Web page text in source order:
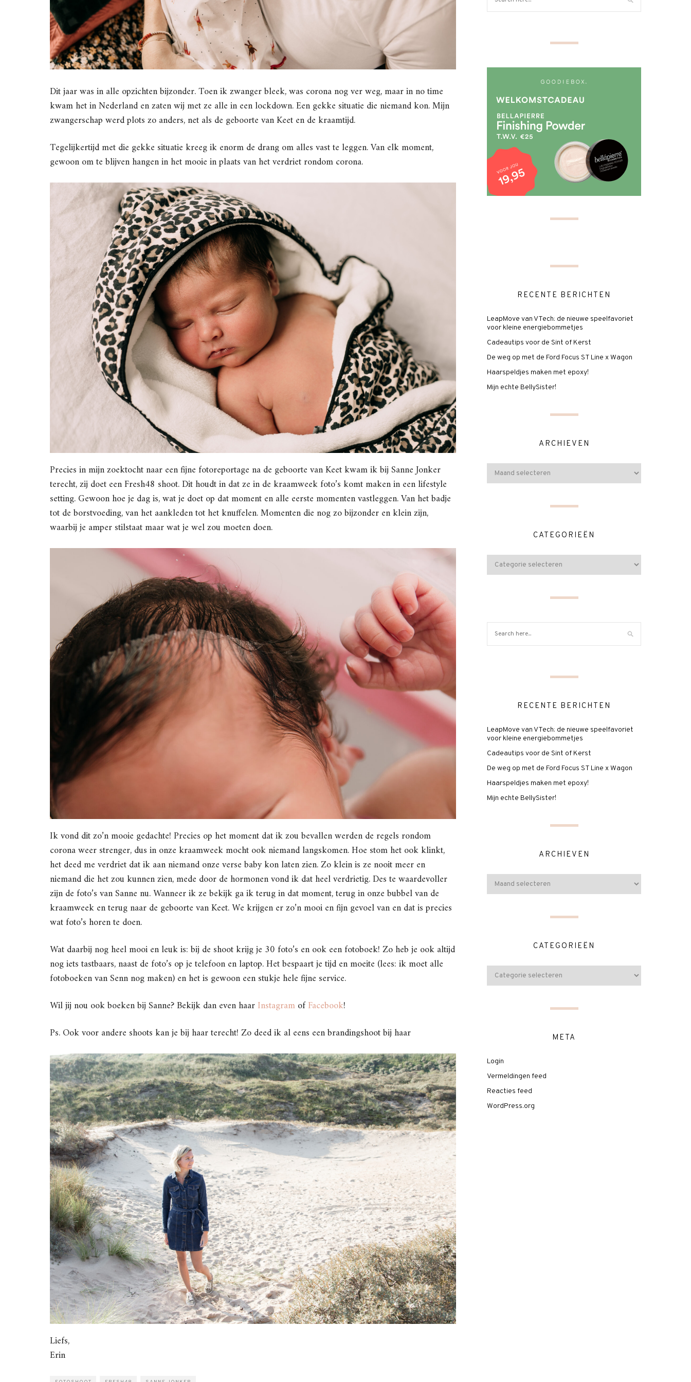
Dit jaar was in alle opzichten bijzonder. Toen ik zwanger bleek, was corona nog ver weg, maar in no time
kwam het in Nederland en zaten wij met ze alle in een lockdown. Een gekke situatie die niemand kon. Mijn
zwangerschap werd plots zo anders, net als de geboorte van Keet en de kraamtijd.
Tegelijkertijd met die gekke situatie kreeg ik enorm de drang om alles vast te leggen. Van elk moment,
gewoon om te blijven hangen in het mooie in plaats van het verdriet rondom corona.
Precies in mijn zoektocht naar een fijne fotoreportage na de geboorte van Keet kwam ik bij Sanne Jonker
terecht, zij doet een Fresh48 shoot. Dit houdt in dat ze in de kraamweek foto’s komt maken in een lifestyle
setting. Gewoon hoe je dag is, wat je doet op dat moment en alle eerste momenten vastleggen. Van het badje
tot de borstvoeding, van het aankleden tot het knuffelen. Momenten die nog zo bijzonder en klein zijn,
waarbij je amper stilstaat maar wat je wel zou moeten doen.
Ik vond dit zo’n mooie gedachte! Precies op het moment dat ik zou bevallen werden de regels rondom
corona weer strenger, dus in onze kraamweek mocht ook niemand langskomen. Hoe stom het ook klinkt,
het deed me verdriet dat ik aan niemand onze verse baby kon laten zien. Zo klein is ze nooit meer en
niemand die het zou kunnen zien, mede door de hormonen vond ik dat heel verdrietig. Des te waardevoller
zijn de foto’s van Sanne nu. Wanneer ik ze bekijk ga ik terug in dat moment, terug in onze bubbel van de
kraamweek en terug naar de geboorte van Keet. We krijgen er zo’n mooi en fijn gevoel van en dat is precies
wat foto’s horen te doen.
Wat daarbij nog heel mooi en leuk is: bij de shoot krijg je 30 foto’s en ook een fotoboek! Zo heb je ook altijd
nog iets tastbaars, naast de foto’s op je telefoon en laptop. Het bespaart je tijd en moeite (lees: ik moet alle
fotoboeken van Senn nog maken) en het is gewoon een stukje hele fijne service.
Wil jij nou ook boeken bij Sanne? Bekijk dan even haarInstagramofFacebook!
Ps. Ook voor andere shoots kan je bij haar terecht! Zo deed ik al eens een brandingshoot bij haar
Liefs,
Erin
RECENTE BERICHTEN
LeapMove van VTech: de nieuwe speelfavoriet
voor kleine energiebommetjes
Cadeautips voor de Sint of Kerst
De weg op met de Ford Focus ST Line x Wagon
Haarspeldjes maken met epoxy!
Mijn echte BellySister!
ARCHIEVEN
CATEGORIEËN
RECENTE BERICHTEN
LeapMove van VTech: de nieuwe speelfavoriet
voor kleine energiebommetjes
Cadeautips voor de Sint of Kerst
De weg op met de Ford Focus ST Line x Wagon
Haarspeldjes maken met epoxy!
Mijn echte BellySister!
ARCHIEVEN
CATEGORIEËN
META
Login
Vermeldingen feed
Reacties feed
WordPress.org